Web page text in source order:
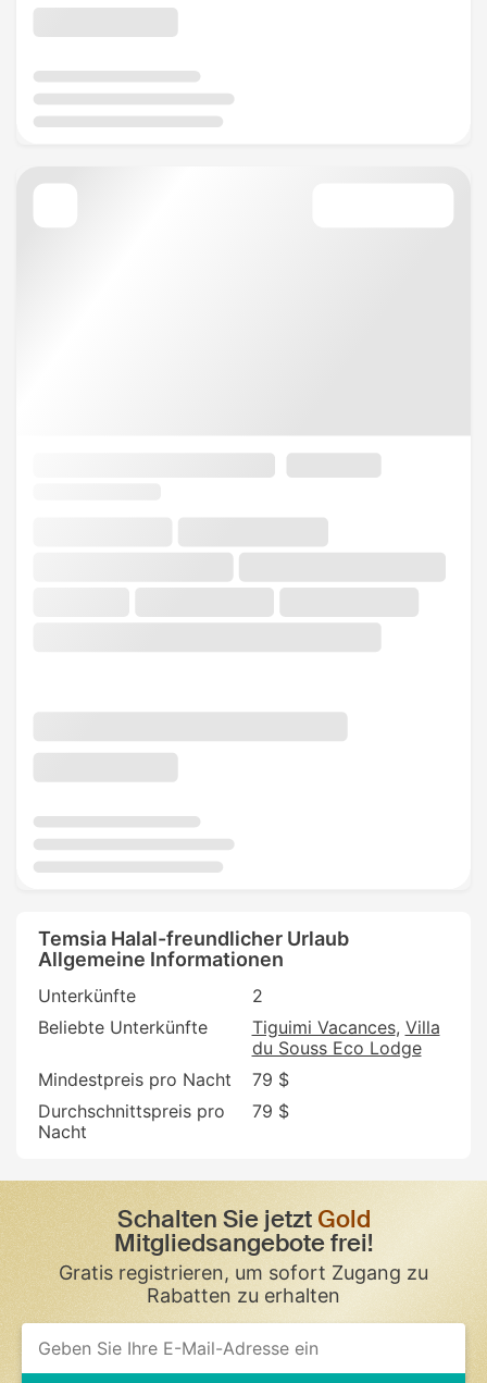
Temsia Halal-freundlicher Urlaub
Allgemeine Informationen
Unterkünfte
2
Beliebte Unterkünfte
Tiguimi Vacances Villa
du Souss Eco Lodge
Mindestpreis pro Nacht
79 $
Durchschnittspreis pro
Nacht
79 $
Schalten Sie jetzt Gold
Mitgliedsangebote frei!
Gratis registrieren, um sofort Zugang zu
Rabatten zu erhalten
If
you